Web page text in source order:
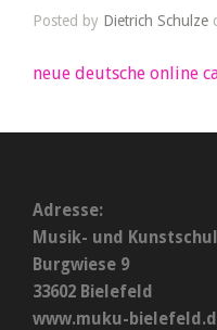
Posted by Dietrich Schulze
neue deutsche online
Adresse:
Musik- und
Burgwiese 9
33602 Bielefeld
www.muku-